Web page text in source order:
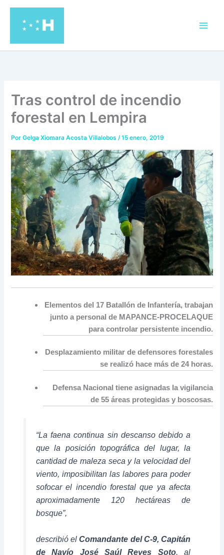
contenido
Tras control de incendio
forestal en Lempira
PorGelga Xiomara Acosta Villalobos/15 enero, 2019
Elementos del 17 Batallón de Infantería, trabajan
junto a personal de MAPANCE-PROCELAQUE
para controlar persistente incendio.
Desplazamiento militar de defensores forestales
se realizó hace más de 24 horas.
Defensa Nacional tiene asignadas la vigilancia
de 55 áreas protegidas y boscosas.
“La faena continua sin descanso debido a
que la posición topográfica del lugar, la
cantidad de maleza seca y la velocidad del
viento, imposibilitan las labores para poder
sofocar el incendio forestal que ya afecta
aproximadamente 120 hectáreas de
bosque”,
describió elComandante del C-9, Capitán
de Navío José Saúl Reyes Soto, al